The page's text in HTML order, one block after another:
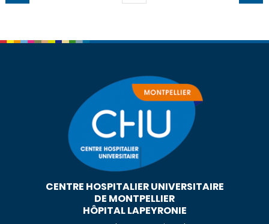
CENTRE HOSPITALIER UNIVERSITAIRE
DE MONTPELLIER
HÔPITAL LAPEYRONIE